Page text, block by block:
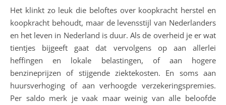
Het klinkt zo leuk die beloftes over koopkracht herstel en
koopkracht behoudt, maar de levensstijl van Nederlanders
en het leven in Nederland is duur. Als de overheid je er wat
tientjes bijgeeft gaat dat vervolgens op aan allerlei
heffingen en lokale belastingen, of aan hogere
benzineprijzen of stijgende ziektekosten. En soms aan
huursverhoging of aan verhoogde verzekeringspremies.
Per saldo merk je vaak maar weinig van alle beloofde